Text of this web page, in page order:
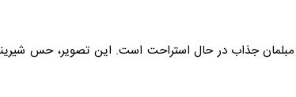
مبلمان جذاب در حال استراحت است. این تصویر، حس